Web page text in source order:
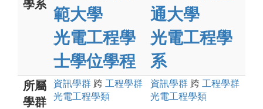
學系
範大學
光電工程學
士學位學程
通大學
光電工程學
系
所屬
學群
資訊學群 跨 工程學群
光電工程學類
資訊學群 跨 工程學群
光電工程學類